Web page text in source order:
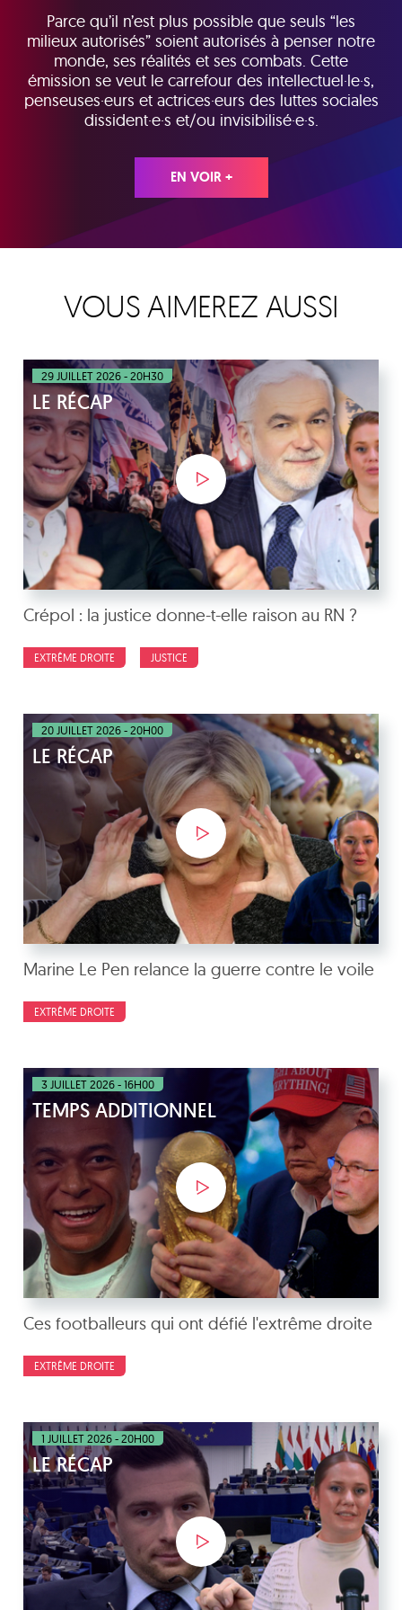
Parce qu’il n’est plus possible que seuls “les
milieux autorisés” soient autorisés à penser notre
monde, ses réalités et ses combats. Cette
émission se veut le carrefour des intellectuel·le·s,
penseuses·eurs et actrices·eurs des luttes sociales
dissident·e·s et/ou invisibilisé·e·s.
EN VOIR +
VOUS AIMEREZ AUSSI
29 JUILLET 2026 - 20H30
LE RÉCAP
Crépol : la justice donne-t-elle raison au RN ?
EXTRÊME DROITE JUSTICE
20 JUILLET 2026 - 20H00
LE RÉCAP
Marine Le Pen relance la guerre contre le voile
EXTRÊME DROITE
3 JUILLET 2026 - 16H00
TEMPS ADDITIONNEL
Ces footballeurs qui ont défié l'extrême droite
EXTRÊME DROITE
1 JUILLET 2026 - 20H00
LE RÉCAP